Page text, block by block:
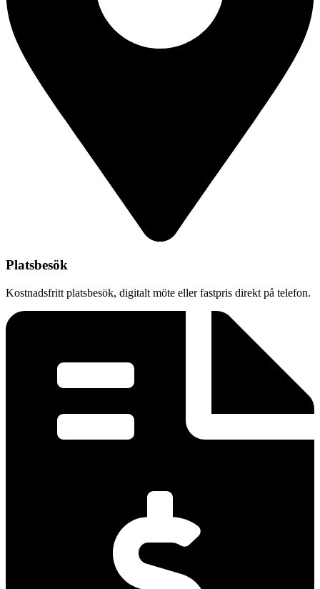
Platsbesök
Kostnadsfritt platsbesök, digitalt möte eller fastpris direkt på telefon.